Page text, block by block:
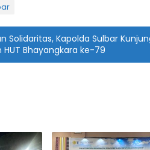
Solidaritas, Kapolda Sulbar
HUT Bhayangkara ke-79